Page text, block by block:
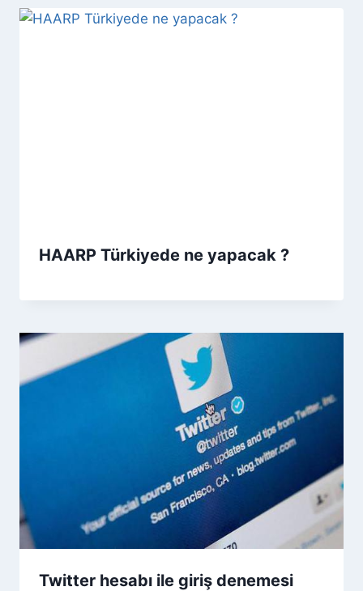
HAARP Türkiyede ne yapacak ?
Twitter hesabı ile giriş denemesi